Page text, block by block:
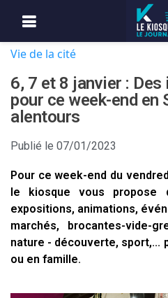
Vie de la cité
6, 7 et 8 janvier :
pour ce week-end en
alentours
Publié le 07/01/2023
Pour ce week-end du
le kiosque vous
expositions, animations,
marchés, brocantes-vide-
nature - découverte, sport,...
ou en famille.